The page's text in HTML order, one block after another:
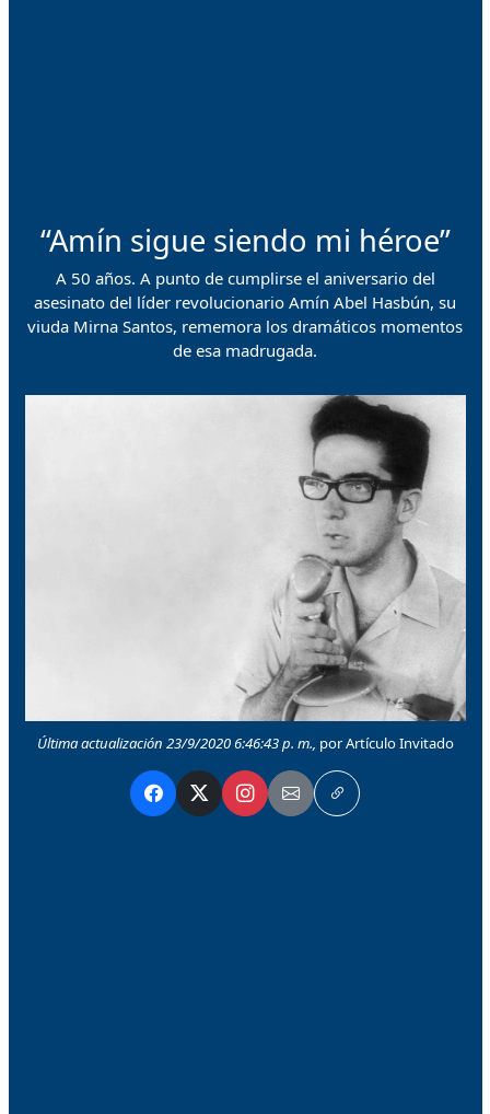
“Amín sigue siendo mi héroe”
A 50 años. A punto de cumplirse el aniversario del
asesinato del líder revolucionario Amín Abel Hasbún, su
viuda Mirna Santos, rememora los dramáticos momentos
de esa madrugada.
Última actualización 23/9/2020 6:46:43 p. m., por Artículo Invitado